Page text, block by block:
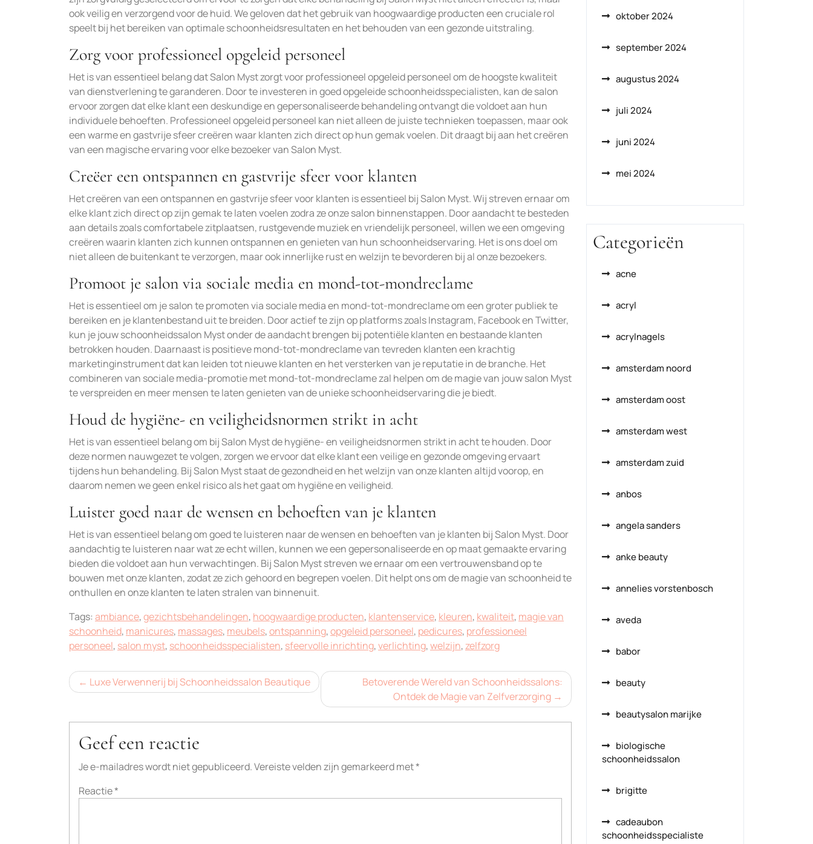
ook veilig en verzorgend voor de huid. We geloven dat het gebruik van hoogwaardige producten een cruciale rol
speelt bij het bereiken van optimale schoonheidsresultaten en het behouden van een gezonde uitstraling.
Zorg voor professioneel opgeleid personeel
Het is van essentieel belang dat Salon Myst zorgt voor professioneel opgeleid personeel om de hoogste kwaliteit
van dienstverlening te garanderen. Door te investeren in goed opgeleide schoonheidsspecialisten, kan de salon
ervoor zorgen dat elke klant een deskundige en gepersonaliseerde behandeling ontvangt die voldoet aan hun
individuele behoeften. Professioneel opgeleid personeel kan niet alleen de juiste technieken toepassen, maar ook
een warme en gastvrije sfeer creëren waar klanten zich direct op hun gemak voelen. Dit draagt bij aan het creëren
van een magische ervaring voor elke bezoeker van Salon Myst.
Creëer een ontspannen en gastvrije sfeer voor klanten
Het creëren van een ontspannen en gastvrije sfeer voor klanten is essentieel bij Salon Myst. Wij streven ernaar om
elke klant zich direct op zijn gemak te laten voelen zodra ze onze salon binnenstappen. Door aandacht te besteden
aan details zoals comfortabele zitplaatsen, rustgevende muziek en vriendelijk personeel, willen we een omgeving
creëren waarin klanten zich kunnen ontspannen en genieten van hun schoonheidservaring. Het is ons doel om
niet alleen de buitenkant te verzorgen, maar ook innerlijke rust en welzijn te bevorderen bij al onze bezoekers.
Promoot je salon via sociale media en mond-tot-mondreclame
Het is essentieel om je salon te promoten via sociale media en mond-tot-mondreclame om een groter publiek te
bereiken en je klantenbestand uit te breiden. Door actief te zijn op platforms zoals Instagram, Facebook en Twitter,
kun je jouw schoonheidssalon Myst onder de aandacht brengen bij potentiële klanten en bestaande klanten
betrokken houden. Daarnaast is positieve mond-tot-mondreclame van tevreden klanten een krachtig
marketinginstrument dat kan leiden tot nieuwe klanten en het versterken van je reputatie in de branche. Het
combineren van sociale media-promotie met mond-tot-mondreclame zal helpen om de magie van jouw salon Myst
te verspreiden en meer mensen te laten genieten van de unieke schoonheidservaring die je biedt.
Houd de hygiëne- en veiligheidsnormen strikt in acht
Het is van essentieel belang om bij Salon Myst de hygiëne- en veiligheidsnormen strikt in acht te houden. Door
deze normen nauwgezet te volgen, zorgen we ervoor dat elke klant een veilige en gezonde omgeving ervaart
tijdens hun behandeling. Bij Salon Myst staat de gezondheid en het welzijn van onze klanten altijd voorop, en
daarom nemen we geen enkel risico als het gaat om hygiëne en veiligheid.
Luister goed naar de wensen en behoeften van je klanten
Het is van essentieel belang om goed te luisteren naar de wensen en behoeften van je klanten bij Salon Myst. Door
aandachtig te luisteren naar wat ze echt willen, kunnen we een gepersonaliseerde en op maat gemaakte ervaring
bieden die voldoet aan hun verwachtingen. Bij Salon Myst streven we ernaar om een vertrouwensband op te
bouwen met onze klanten, zodat ze zich gehoord en begrepen voelen. Dit helpt ons om de magie van schoonheid te
onthullen en onze klanten te laten stralen van binnenuit.
Tags: ambiance,gezichtsbehandelingen, hoogwaardige producten, klantenservice, kleuren, kwaliteit, magie van
schoonheid, manicures, massages, meubels,ontspanning,opgeleid personeel, pedicures, professioneel
personeel, salon myst, schoonheidsspecialisten, sfeervolle inrichting,verlichting,welzijn,zelfzorg
Bericht
Luxe Verwennerij bij Schoonheidssalon Beautique
Betoverende Wereld van Schoonheidssalons:
Ontdek de Magie van Zelfverzorging
Geef een reactie
Je e-mailadres wordt niet gepubliceerd.Vereiste velden zijn gemarkeerd met*
Reactie*
oktober 2024
september 2024
augustus 2024
juli 2024
juni 2024
mei 2024
Categorieën
acne
acryl
acrylnagels
amsterdam noord
amsterdam oost
amsterdam west
amsterdam zuid
anbos
angela sanders
anke beauty
annelies vorstenbosch
aveda
babor
beauty
beautysalon marijke
biologische
schoonheidssalon
brigitte
cadeaubon
schoonheidsspecialiste